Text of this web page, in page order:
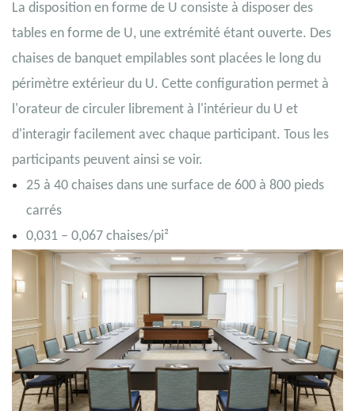
La disposition en forme de U consiste à disposer des
tables en forme de U, une extrémité étant ouverte. Des
chaises de banquet empilables sont placées le long du
périmètre extérieur du U. Cette configuration permet à
l'orateur de circuler librement à l'intérieur du U et
d'interagir facilement avec chaque participant. Tous les
participants peuvent ainsi se voir.
25 à 40 chaises dans une surface de 600 à 800 pieds
carrés
0,031 – 0,067 chaises/pi²